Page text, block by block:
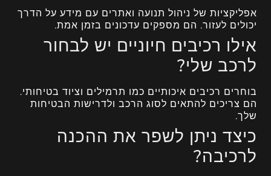
אפליקציות של ניהול תנועה ואתרים עם מידע על הדרך
יכולים לעזור. הם מספקים עדכונים בזמן אמת.
אילו רכיבים חיוניים יש לבחור
לרכב שלי?
בוחרים רכיבים איכותיים כמו תרמילים וציוד בטיחותי.
הם צריכים להתאים לסוג הרכב ולדרישות הבטיחות
שלך.
כיצד ניתן לשפר את ההכנה
לרכיבה?